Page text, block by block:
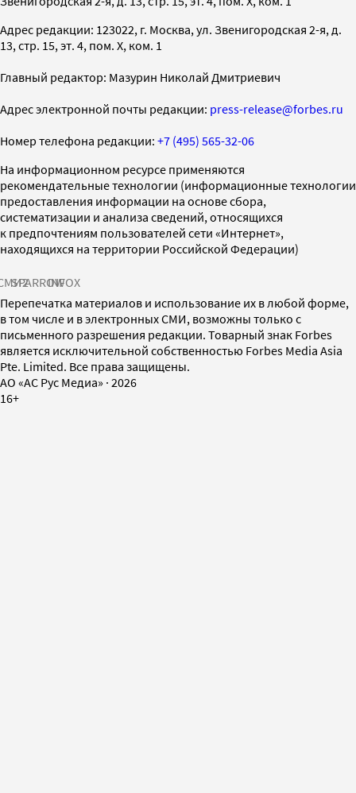
Адрес редакции: 123022, г. Москва, ул. Звенигородская 2-я, д.
13, стр. 15, эт. 4, пом. X, ком. 1
Главный редактор: Мазурин Николай Дмитриевич
Адрес электронной почты редакции: press-release@forbes.ru
Номер телефона редакции: +7 (495) 565-32-06
На информационном ресурсе применяются
рекомендательные технологии (информационные технологии
предоставления информации на основе сбора,
систематизации и анализа сведений, относящихся
к предпочтениям пользователей сети «Интернет»,
находящихся на территории Российской Федерации)
SPARROWINFOX
Перепечатка материалов и использование их в любой форме,
в том числе и в электронных СМИ, возможны только с
письменного разрешения редакции. Товарный знак Forbes
является исключительной собственностью Forbes Media Asia
Pte. Limited. Все права защищены.
AO «АС Рус Медиа» · 2026
16+